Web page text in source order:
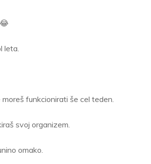
leta.
funkcionirati še cel teden.
svoj organizem.
omako.